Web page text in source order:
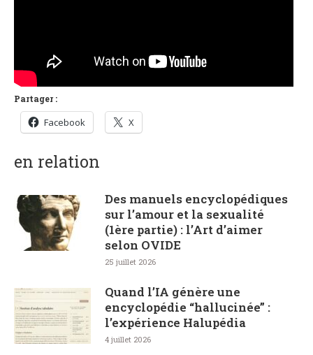
Partager :
Facebook X
en relation
Des manuels encyclopédiques
sur l’amour et la sexualité
(1ère partie) : l’Art d’aimer
selon OVIDE
25 juillet 2026
Quand l’IA génère une
encyclopédie “hallucinée” :
l’expérience Halupédia
4 juillet 2026